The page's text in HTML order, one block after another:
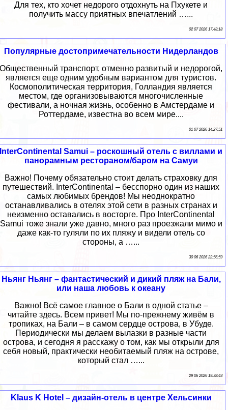
Для тех, кто хочет недорого отдохнуть на Пхукете и
получить массу приятных впечатлений …...
02 07 2026 17:48:18
Популярные достопримечательности Нидерландов
Общественный транспорт, отменно развитый и недорогой,
является еще одним удобным вариантом для туристов.
Космополитическая территория, Голландия является
местом, где организовываются многочисленные
фестивали, а ночная жизнь, особенно в Амстердаме и
Роттердаме, известна во всем мире....
01 07 2026 14:27:51
InterContinental Samui – роскошный отель с виллами и
панорамным рестораном/баром на Самуи
Важно! Почему обязательно стоит делать страховку для
путешествий. InterContinental – бесспорно один из наших
самых любимых брендов! Мы неоднократно
останавливались в отелях этой сети в разных странах и
неизменно оставались в восторге. Про InterContinental
Samui тоже знали уже давно, много раз проезжали мимо и
даже как-то гуляли по их пляжу и видели отель со
стороны, а …...
30 06 2026 22:56:59
Ньянг Ньянг – фантастический и дикий пляж на Бали,
или наша любовь к океану
Важно! Всё самое главное о Бали в одной статье –
читайте здесь. Всем привет! Мы по-прежнему живём в
тропиках, на Бали – в самом сердце острова, в Убуде.
Периодически мы делаем вылазки в разные части
острова, и сегодня я расскажу о том, как мы открыли для
себя новый, практически необитаемый пляж на острове,
который стал …...
29 06 2026 19:38:43
Klaus K Hotel – дизайн-отель в центре Хельсинки